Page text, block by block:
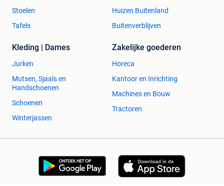
Stoelen
Tafels
Huizen Buitenland
Buitenverblijven
Kleding | Dames
Jurken
Mutsen, Sjaals en
Handschoenen
Schoenen
Winterjassen
Zakelijke goederen
Horeca
Kantoor en Inrichting
Machines en Bouw
Tractoren